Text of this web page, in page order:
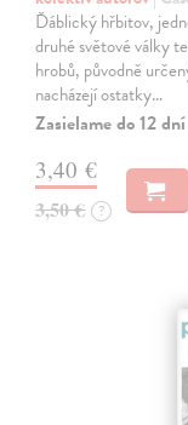
Ďáblický hřbitov,
druhé světové války
hrobů, původně
nacházejí ostatky…
Zasielame do 12 dní
3,40 €
3,50 € ?